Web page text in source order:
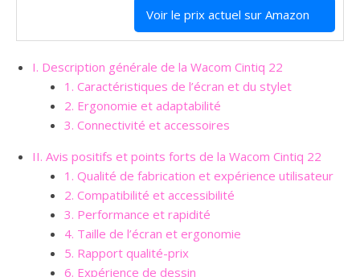
Voir le prix actuel sur Amazon
I. Description générale de la Wacom Cintiq 22
1. Caractéristiques de l’écran et du stylet
2. Ergonomie et adaptabilité
3. Connectivité et accessoires
II. Avis positifs et points forts de la Wacom Cintiq 22
1. Qualité de fabrication et expérience utilisateur
2. Compatibilité et accessibilité
3. Performance et rapidité
4. Taille de l’écran et ergonomie
5. Rapport qualité-prix
6. Expérience de dessin